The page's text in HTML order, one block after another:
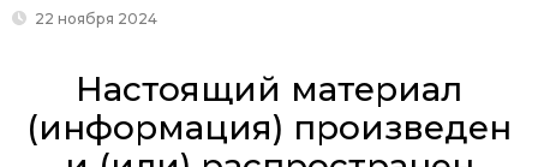
22 ноября 2024
Настоящий материал
(информация) произведен